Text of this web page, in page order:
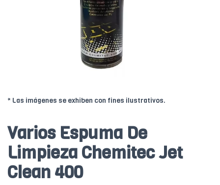
* Las imágenes se exhiben con fines ilustrativos.
Varios Espuma De
Limpieza Chemitec Jet
Clean 400